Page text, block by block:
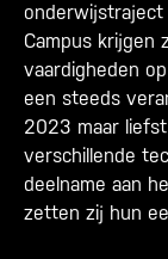
onderwijstraject
Campus krijgen
vaardigheden
een steeds
2023 maar
verschillende
deelname aan
zetten zij hun